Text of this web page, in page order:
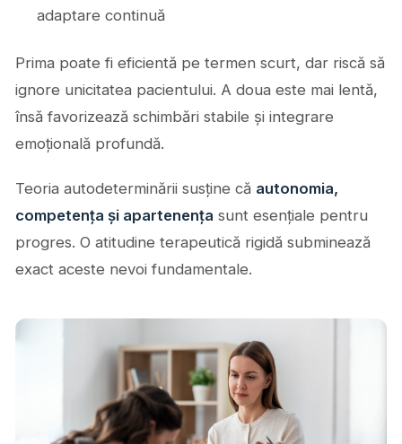
adaptare continuă
Prima poate fi eficientă pe termen scurt, dar riscă să
ignore unicitatea pacientului. A doua este mai lentă,
însă favorizează schimbări stabile și integrare
emoțională profundă.
Teoria autodeterminării susține că autonomia,
competența și apartenența sunt esențiale pentru
progres. O atitudine terapeutică rigidă subminează
exact aceste nevoi fundamentale.